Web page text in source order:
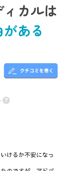
カルは
ある